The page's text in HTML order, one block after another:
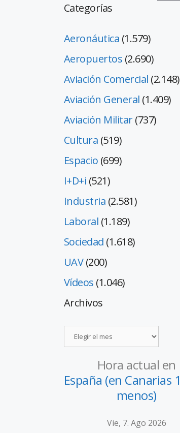
Categorías
Aeronáutica (1.579)
Aeropuertos (2.690)
Aviación Comercial (2.148)
Aviación General (1.409)
Aviación Militar(737)
Cultura (519)
Espacio (699)
I+D+i (521)
Industria (2.581)
Laboral (1.189)
Sociedad (1.618)
UAV(200)
Vídeos (1.046)
Archivos
Hora actual en
España (en Canarias
menos)